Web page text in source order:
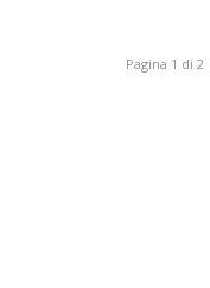
Pagina 1 di 2